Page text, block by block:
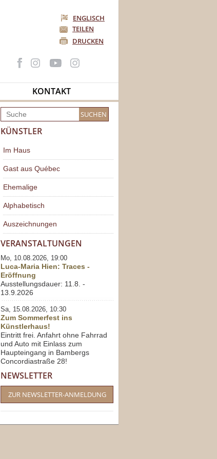
ENGLISCH
TEILEN
DRUCKEN
KONTAKT
KÜNSTLER
Im Haus
Gast aus Québec
Ehemalige
Alphabetisch
Auszeichnungen
VERANSTALTUNGEN
Mo, 10.08.2026, 19:00
Luca-Maria Hien: Traces -
Eröffnung
Ausstellungsdauer: 11.8. -
13.9.2026
Sa, 15.08.2026, 10:30
Zum Sommerfest ins
Künstlerhaus!
Eintritt frei. Anfahrt ohne Fahrrad
und Auto mit Einlass zum
Haupteingang in Bambergs
Concordiastraße 28!
NEWSLETTER
ZUR NEWSLETTER-ANMELDUNG